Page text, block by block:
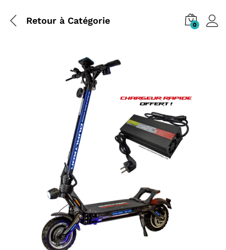
Retour à Catégorie 0